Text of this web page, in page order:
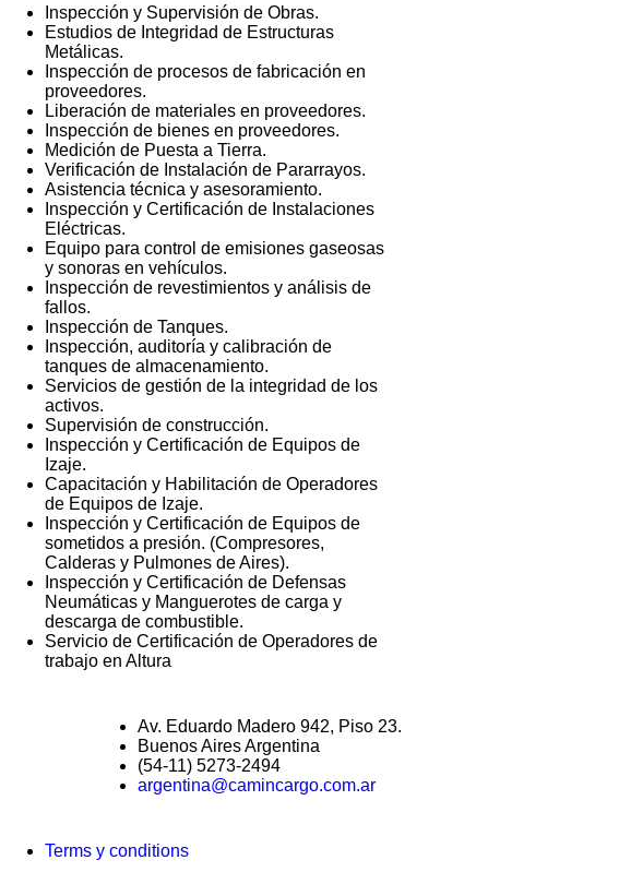
Inspección y Supervisión de Obras.
Estudios de Integridad de Estructuras
Metálicas.
Inspección de procesos de fabricación en
proveedores.
Liberación de materiales en proveedores.
Inspección de bienes en proveedores.
Medición de Puesta a Tierra.
Verificación de Instalación de Pararrayos.
Asistencia técnica y asesoramiento.
Inspección y Certificación de Instalaciones
Eléctricas.
Equipo para control de emisiones gaseosas
y sonoras en vehículos.
Inspección de revestimientos y análisis de
fallos.
Inspección de Tanques.
Inspección, auditoría y calibración de
tanques de almacenamiento.
Servicios de gestión de la integridad de los
activos.
Supervisión de construcción.
Inspección y Certificación de Equipos de
Izaje.
Capacitación y Habilitación de Operadores
de Equipos de Izaje.
Inspección y Certificación de Equipos de
sometidos a presión. (Compresores,
Calderas y Pulmones de Aires).
Inspección y Certificación de Defensas
Neumáticas y Manguerotes de carga y
descarga de combustible.
Servicio de Certificación de Operadores de
trabajo en Altura
Av. Eduardo Madero 942, Piso 23.
Buenos Aires Argentina
(54-11) 5273-2494
argentina@camincargo.com.ar
Terms y conditions